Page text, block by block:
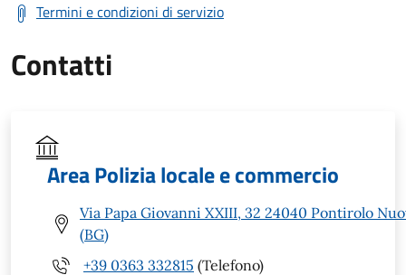
Termini e condizioni di servizio
Contatti
Area Polizia locale e commercio
Via Papa Giovanni XXIII, 32 24040 Pontirolo
(BG)
+39 0363 332815 (Telefono)